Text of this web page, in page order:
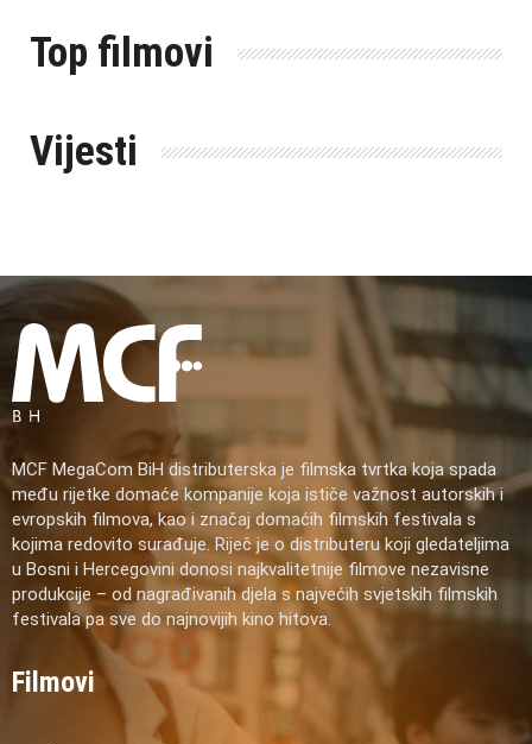
Top filmovi
Vijesti
MCF MegaCom BiH distributerska je filmska tvrtka koja spada
među rijetke domaće kompanije koja ističe važnost autorskih i
evropskih filmova, kao i značaj domaćih filmskih festivala s
kojima redovito surađuje. Riječ je o distributeru koji gledateljima
u Bosni i Hercegovini donosi najkvalitetnije filmove nezavisne
produkcije – od nagrađivanih djela s najvećih svjetskih filmskih
festivala pa sve do najnovijih kino hitova.
Filmovi